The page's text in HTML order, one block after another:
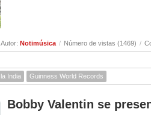
Autor: Notimúsica / Número de vistas (1469) /
la India Guinness World Records
Bobby Valentin se